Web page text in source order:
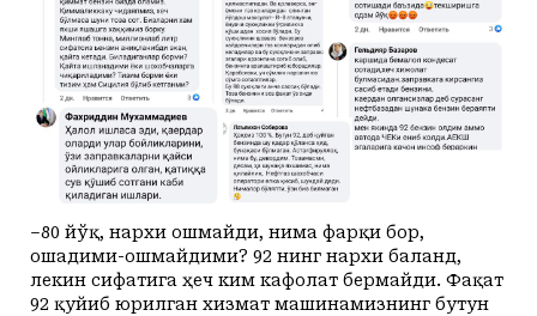
–80 йўқ, нархи ошмайди, нима фарқи бор,
ошадими-ошмайдими? 92 нинг нархи баланд,
лекин сифатига ҳеч ким кафолат бермайди. Фақат
92 қуйиб юрилган хизмат машинамизнинг бутун